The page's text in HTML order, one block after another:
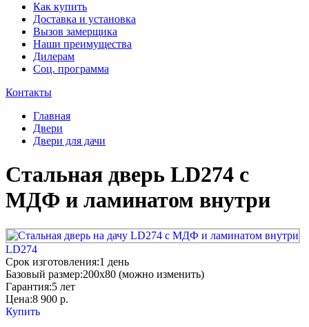
Как купить
Доставка и установка
Вызов замерщика
Наши преимущества
Дилерам
Соц. программа
Контакты
Главная
Двери
Двери для дачи
Стальная дверь LD274 c
МДФ и ламинатом внутри
LD274
Срок изготовления:1 день
Базовый размер:200x80 (можно изменить)
Гарантия:5 лет
Цена:8 900 р.
Купить